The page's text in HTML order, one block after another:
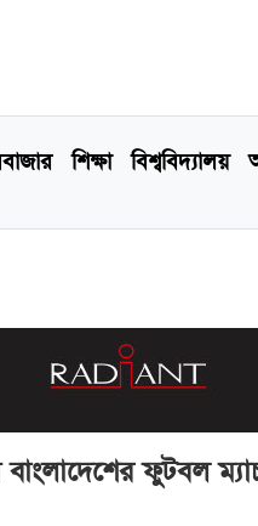
শিক্ষা বিশ্ববিদ্যালয়
ফুটবল